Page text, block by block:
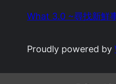
What 3.0 ~尋找新鮮
Proudly powered by